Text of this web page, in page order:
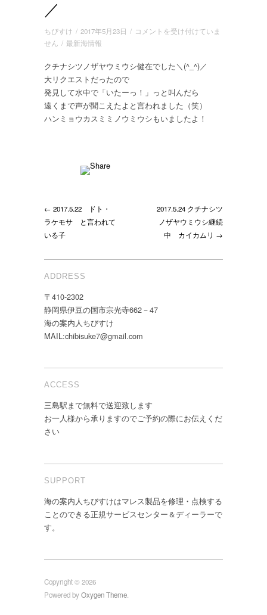
／
ちびすけ / 2017年5月23日 / 2017.5.23
ナ
ツ
ノ
ザ
ヤ
コメントを受け付けていま
せん / 最新海情報
クチナシツノザヤウミウシ健在でした＼(^_^)／
大リクエストだったので
発見して水中で「いたーっ！」っと叫んだら
遠くまで声が聞こえたよと言われました（笑）
ハンミョウカスミミノウミウシもいましたよ！
← 2017.5.22 ドト・
ラケモサ と言われて
いる子
2017.5.24 クチナシツ
ノザヤウミウシ継続
中 カイカムリ →
ADDRESS
〒410-2302
静岡県伊豆の国市宗光寺662－47
海の案内人ちびすけ
MAIL:chibisuke7@gmail.com
ACCESS
三島駅まで無料で送迎致します
お一人様から承りますのでご予約の際にお伝えくだ
さい
SUPPORT
海の案内人ちびすけはマレス製品を修理・点検する
ことのできる正規サービスセンター＆ディーラーで
す。
Copyright © 2026
Powered byOxygen Theme